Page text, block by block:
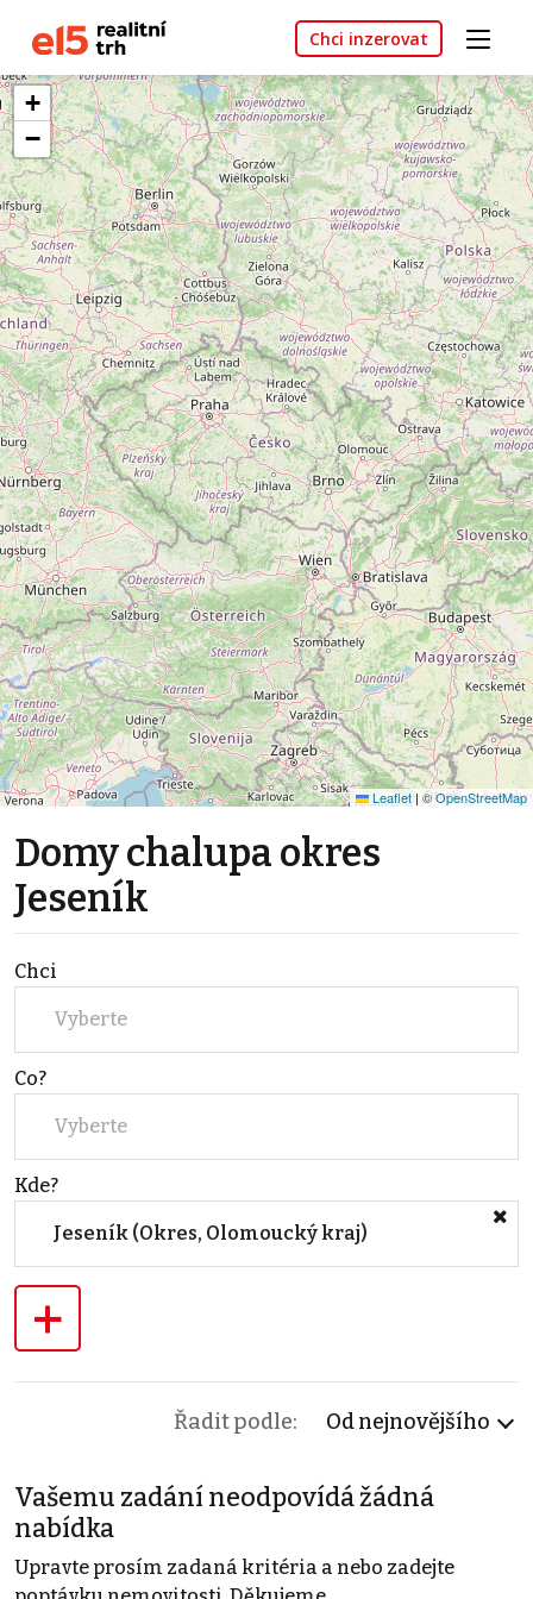
Chci inzerovat
+
−
Leaflet | ©OpenStreetMap
Domy chalupa okres
Jeseník
Chci
Vyberte
Co?
Vyberte
Kde?
Jeseník (Okres, Olomoucký kraj)
+
Řadit podle: Od nejnovějšího
Vašemu zadání neodpovídá žádná
nabídka
Upravte prosím zadaná kritéria a nebo zadejte